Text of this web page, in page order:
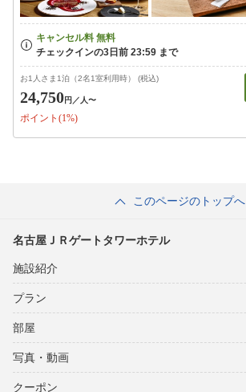
お1人さま1泊（2名1室利用時） (税込)
24,750円 ／人〜
ポイント(1%)
このページのトップへ
名古屋ＪＲゲートタワーホテル
施設紹介
プラン
部屋
写真・動画
クーポン